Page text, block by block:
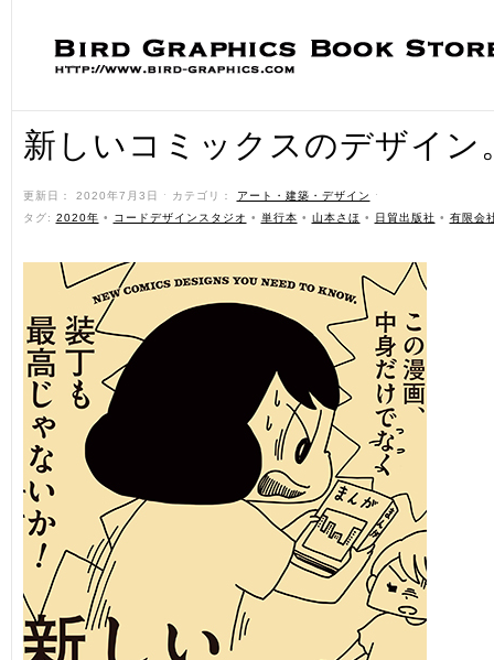
新しいコミックスのデザイン
更新日： 2020年7月3日 ˑ カテゴリ： アート・建築・デザイン
ˑ
タグ: 2020年 • コードデザインスタジオ • 単行本 • 山本さほ • 日貿出版社 • 有限会